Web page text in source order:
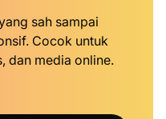
sah sampai
Cocok untuk
dan media online.